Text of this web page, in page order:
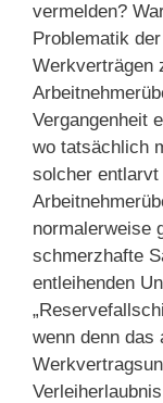
vermelden?
Problematik
Werkverträgen
Vergangenheit
wo tatsächlich
solcher entlarvt
normalerweise
schmerzhafte
entleihenden
wenn denn das